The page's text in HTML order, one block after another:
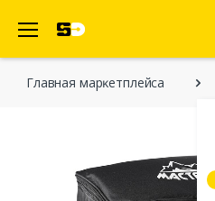
Главная марĸетплейса